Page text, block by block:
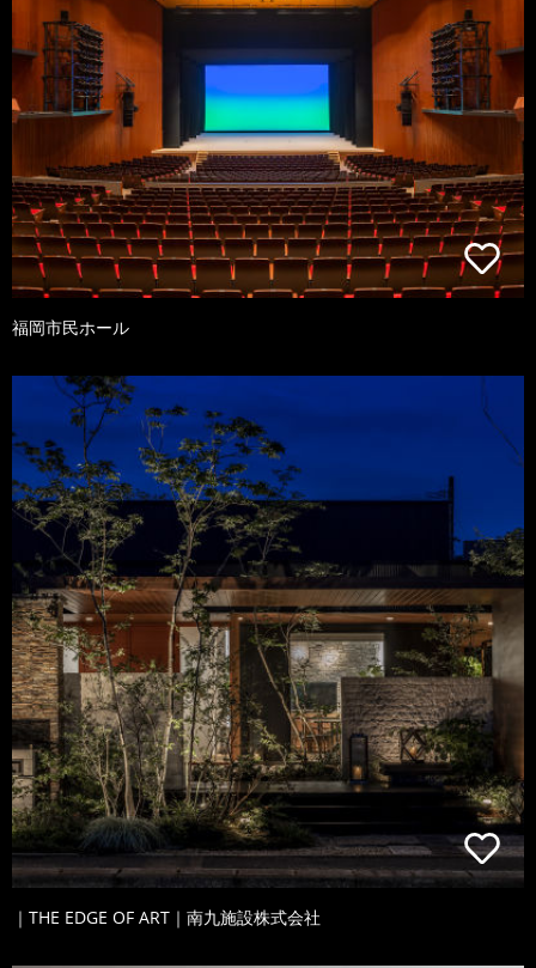
福岡市民ホール
｜THE EDGE OF ART｜南九施設株式会社